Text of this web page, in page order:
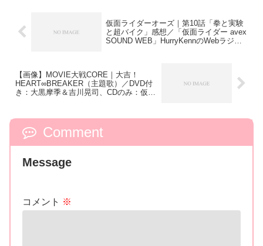
仮面ライダーオーズ｜第10話「拳と実験
と超バイク」感想／「仮面ライダー avex
SOUND WEB」HurryKennのWebラジオ
【画像】MOVIE大戦CORE｜大吉！
HEART∞BREAKER（主題歌）／DVD付
き：大黒摩季＆吉川晃司、CDのみ：仮面
Comment
Message
コメント ※